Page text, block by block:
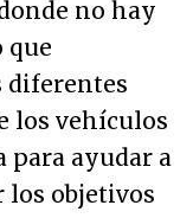
no hay
que
diferentes
los vehículos
para ayudar a
los objetivos